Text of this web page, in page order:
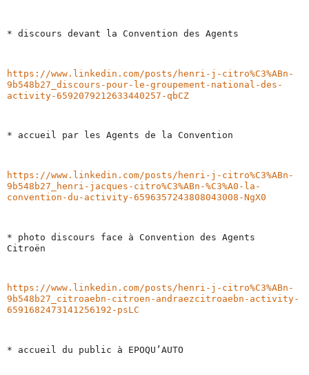
* discours devant la Convention des Agents
https://www.linkedin.com/posts/henri-j-citro%C3%ABn-
9b548b27_discours-pour-le-groupement-national-des-
activity-6592079212633440257-qbCZ
* accueil par les Agents de la Convention
https://www.linkedin.com/posts/henri-j-citro%C3%ABn-
9b548b27_henri-jacques-citro%C3%ABn-%C3%A0-la-
convention-du-activity-6596357243808043008-NgX0
* photo discours face à Convention des Agents
Citroën
https://www.linkedin.com/posts/henri-j-citro%C3%ABn-
9b548b27_citroaebn-citroen-andraezcitroaebn-activity-
6591682473141256192-psLC
* accueil du public à EPOQU’AUTO